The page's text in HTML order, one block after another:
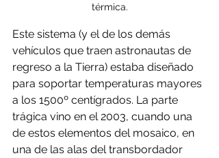
térmica.
Este sistema (y el de los demás
vehículos que traen astronautas de
regreso a la Tierra) estaba diseñado
para soportar temperaturas mayores
a los 1500º centígrados. La parte
trágica vino en el 2003, cuando una
de estos elementos del mosaico, en
una de las alas del transbordador